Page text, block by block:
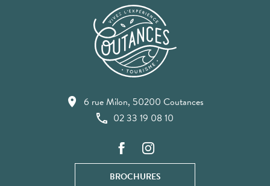
6 rue Milon, 50200 Coutances
02 33 19 08 10
BROCHURES